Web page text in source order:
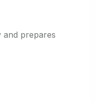
and prepares